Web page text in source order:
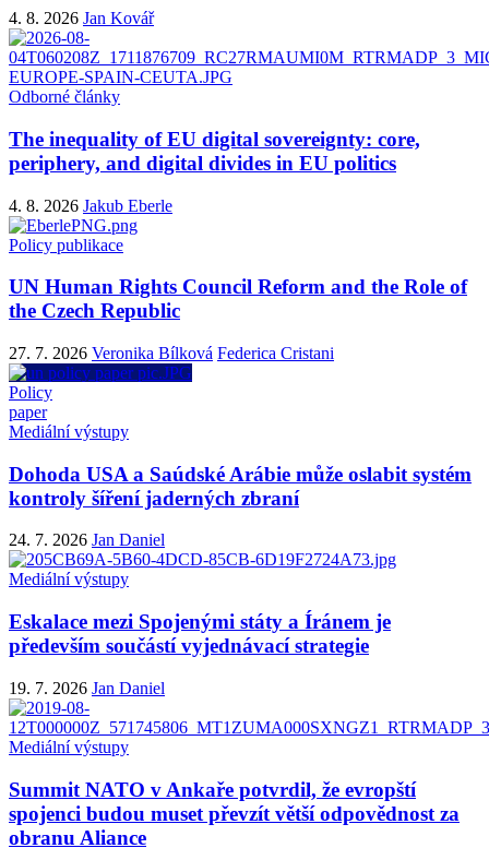
4. 8. 2026 Jan Kovář
Odborné články
The inequality of EU digital sovereignty: core,
periphery, and digital divides in EU politics
4. 8. 2026 Jakub Eberle
Policy publikace
UN Human Rights Council Reform and the Role of
the Czech Republic
27. 7. 2026 Veronika Bílková Federica Cristani
Policy
paper
Mediální výstupy
Dohoda USA a Saúdské Arábie může oslabit systém
kontroly šíření jaderných zbraní
24. 7. 2026 Jan Daniel
Mediální výstupy
Eskalace mezi Spojenými státy a Íránem je
především součástí vyjednávací strategie
19. 7. 2026 Jan Daniel
Mediální výstupy
Summit NATO v Ankaře potvrdil, že evropští
spojenci budou muset převzít větší odpovědnost za
obranu Aliance